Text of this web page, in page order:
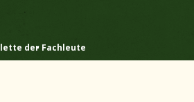
der Fachleute